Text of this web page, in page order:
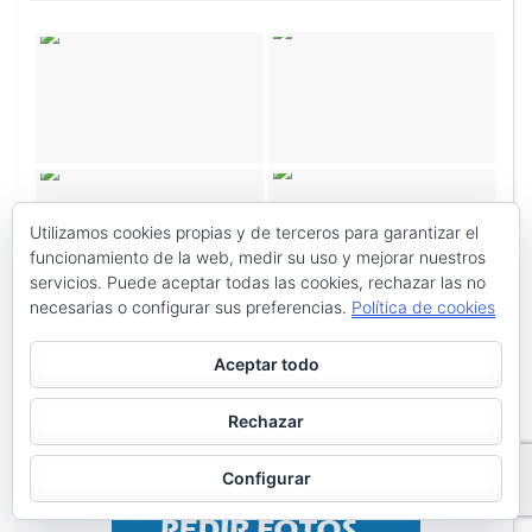
Utilizamos cookies propias y de terceros para garantizar el
funcionamiento de la web, medir su uso y mejorar nuestros
servicios. Puede aceptar todas las cookies, rechazar las no
necesarias o configurar sus preferencias. Política de cookies
Aceptar todo
Rechazar
Configurar